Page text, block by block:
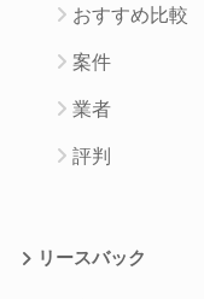
おすすめ比較
案件
業者
評判
リースバック